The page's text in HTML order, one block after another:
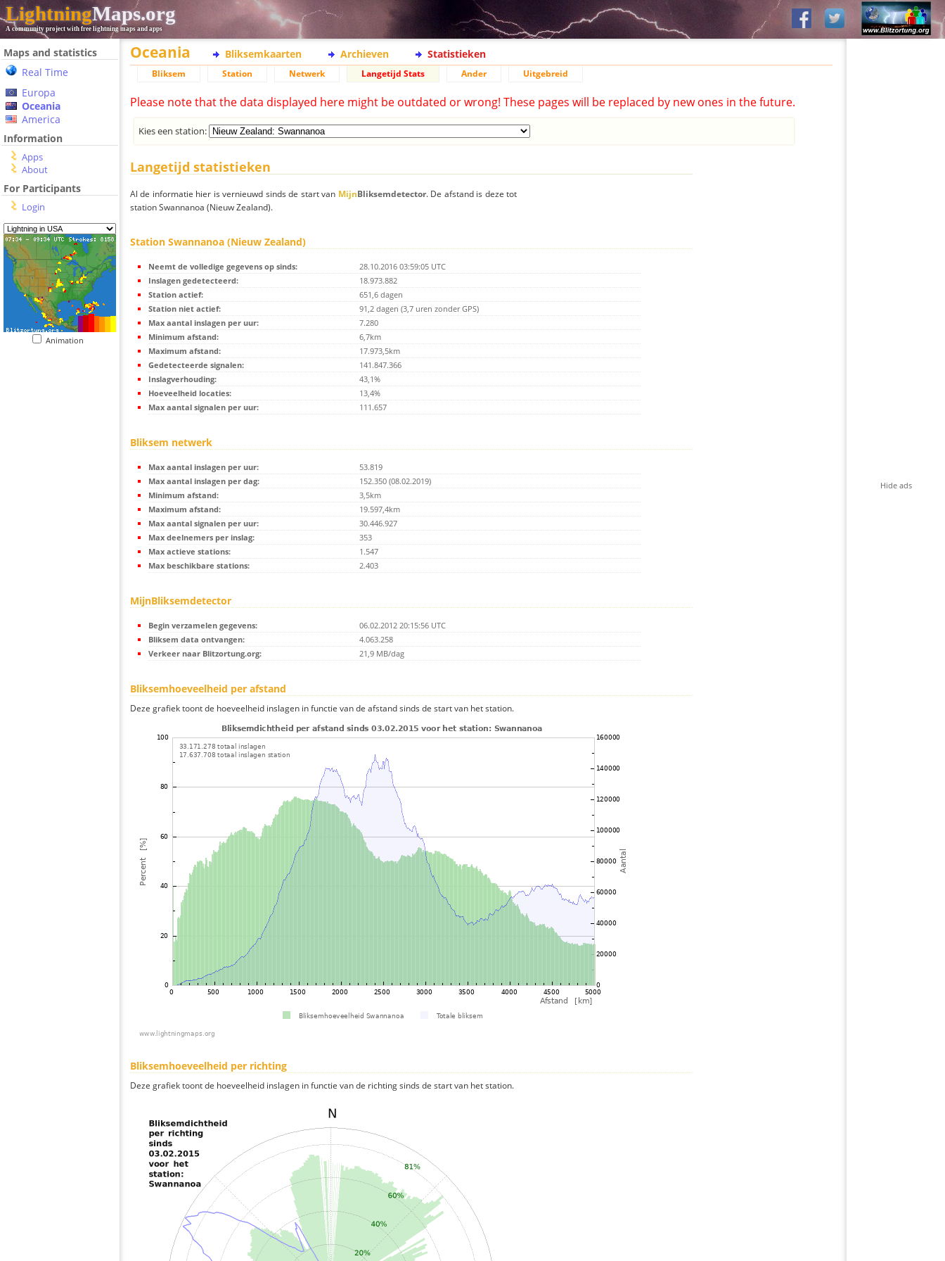
LightningMaps.org
A community project with free lightning maps and apps
Maps and statistics
Real Time
Europa
Oceania
America
Information
Apps
About
For Participants
Login
Animation
Oceania Bliksemkaarten Archieven Statistieken
Bliksem Station Netwerk Langetijd Stats Ander Uitgebreid
Please note that the data displayed here might be outdated or wrong! These pages will be replaced by new ones in the future.
Kies een station:
Langetijd statistieken
Al de informatie hier is vernieuwd sinds de start van MijnBliksemdetector. De afstand is deze tot
station Swannanoa (Nieuw Zealand).
Station Swannanoa (Nieuw Zealand)
Neemt de volledige gegevens op sinds:
28.10.2016 03:59:05 UTC
Inslagen gedetecteerd:
18.973.882
Station actief:
651,6 dagen
Station niet actief:
91,2 dagen (3,7 uren zonder GPS)
Max aantal inslagen per uur:
7.280
Minimum afstand:
6,7km
Maximum afstand:
17.973,5km
Gedetecteerde signalen:
141.847.366
Inslagverhouding:
43,1%
Hoeveelheid locaties:
13,4%
Max aantal signalen per uur:
111.657
Bliksem netwerk
Max aantal inslagen per uur:
53.819
Max aantal inslagen per dag:
152.350 (08.02.2019)
Minimum afstand:
3,5km
Maximum afstand:
19.597,4km
Max aantal signalen per uur:
30.446.927
Max deelnemers per inslag:
353
Max actieve stations:
1.547
Max beschikbare stations:
2.403
MijnBliksemdetector
Begin verzamelen gegevens:
06.02.2012 20:15:56 UTC
Bliksem data ontvangen:
4.063.258
Verkeer naar Blitzortung.org:
21,9 MB/dag
Bliksemhoeveelheid per afstand
Deze grafiek toont de hoeveelheid inslagen in functie van de afstand sinds de start van het station.
Bliksemhoeveelheid per richting
Deze grafiek toont de hoeveelheid inslagen in functie van de richting sinds de start van het station.
Hide ads